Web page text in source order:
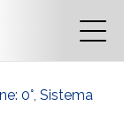
0°, Sistema